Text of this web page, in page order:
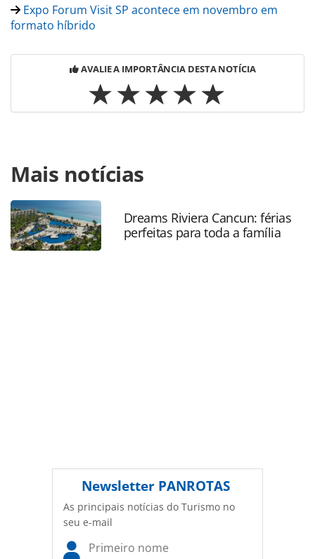
Expo Forum Visit SP acontece em novembro em
formato híbrido
AVALIE A IMPORTÂNCIA DESTA NOTÍCIA
https://www.panrotas.com.br/destinos/eventos/2020/11/
paulo-cria-mais-de-100-roteiros-para-reativar-o-
turismo_177739.html ou as ferramentas oferecidas na
página. Todo o conteúdo produzido pela PANROTAS
Editora é protegido pela legislação brasileira sobre direito
autoral. Não reproduza o conteúdo sem autorização da
Mais notícias
Dreams Riviera Cancun: férias
perfeitas para toda a família
Newsletter PANROTAS
As principais notícias do Turismo no
seu e-mail